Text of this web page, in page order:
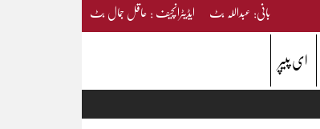
بانی: عبداللہ بٹ ایڈیٹرانچیف : عاقل جمال بٹ
ای پیپر